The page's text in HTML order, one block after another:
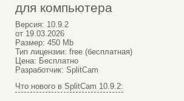
для компьютера
Версия: 10.9.2
от 19.03.2026
Размер: 450 Mb
Тип лицензии: free (бесплатная)
Цена: Бесплатно
Разработчик: SplitCam
Что нового в SplitCam 10.9.2: